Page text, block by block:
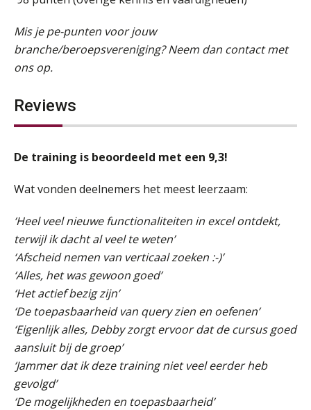
Mis je pe-punten voor jouw
branche/beroepsvereniging? Neem dan contact met
ons op.
Reviews
De training is beoordeeld met een 9,3!
Wat vonden deelnemers het meest leerzaam:
‘Heel veel nieuwe functionaliteiten in excel ontdekt,
terwijl ik dacht al veel te weten’
‘Afscheid nemen van verticaal zoeken :-)’
‘Alles, het was gewoon goed’
‘Het actief bezig zijn’
‘De toepasbaarheid van query zien en oefenen’
‘Eigenlijk alles, Debby zorgt ervoor dat de cursus goed
aansluit bij de groep’
‘Jammer dat ik deze training niet veel eerder heb
gevolgd’
‘De mogelijkheden en toepasbaarheid’